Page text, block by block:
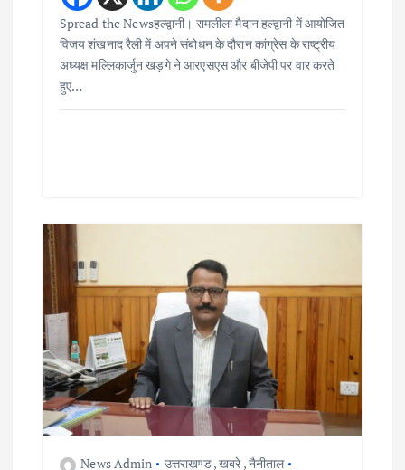
Spread the Newsहल्द्वानी। रामलीला मैदान हल्द्वानी में आयोजित
विजय शंखनाद रैली में अपने संबोधन के दौरान कांग्रेस के राष्ट्रीय
अध्यक्ष मल्लिकार्जुन खड़गे ने आरएसएस और बीजेपी पर वार करते
हुए…
News Admin उत्तराखण्ड,खबरे ,नैनीताल